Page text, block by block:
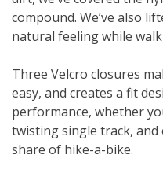
compound. We’ve also
natural feeling while
Three Velcro closures
easy, and creates a fit
performance, whether
twisting single track,
share of hike-a-bike.